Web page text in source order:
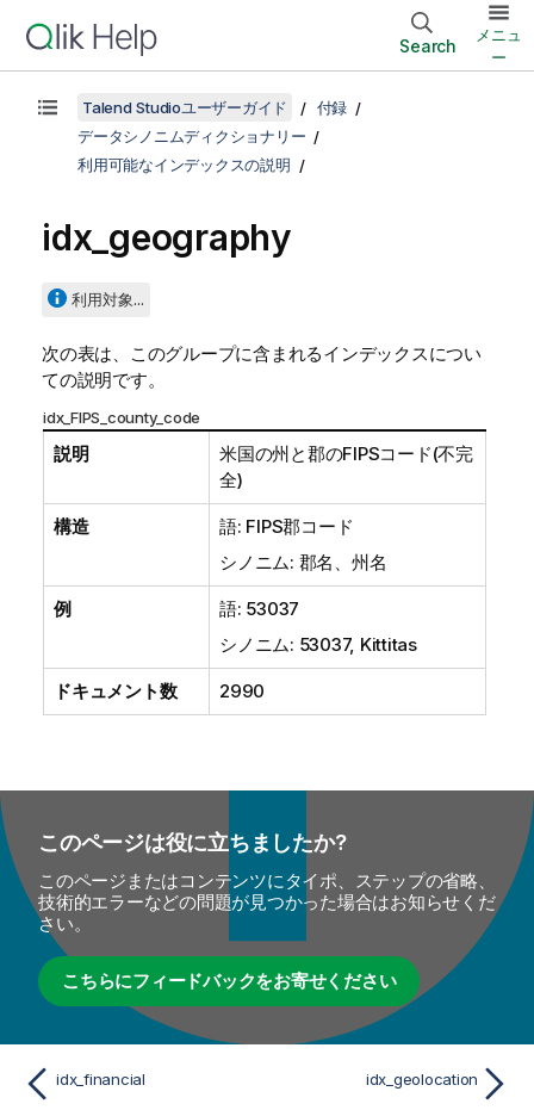
Search
メニュ
ー
Talend Studioユーザーガイド
付録
データシノニムディクショナリー
利用可能なインデックスの説明
idx_geography
利用対象...
次の表は、このグループに含まれるインデックスについ
ての説明です。
idx_FIPS_county_code
説明
米国の州と郡のFIPSコード(不完
全)
構造
語: FIPS郡コード
シノニム: 郡名、州名
例
語: 53037
シノニム: 53037, Kittitas
ドキュメント数 2990
このページは役に立ちましたか?
このページまたはコンテンツにタイポ、ステップの省略、
技術的エラーなどの問題が見つかった場合はお知らせくだ
さい。
こちらにフィードバックをお寄せください
idx_financial idx_geolocation